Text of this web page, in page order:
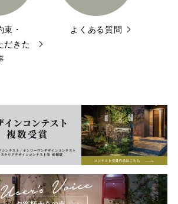
束・
だきた
よくある質問